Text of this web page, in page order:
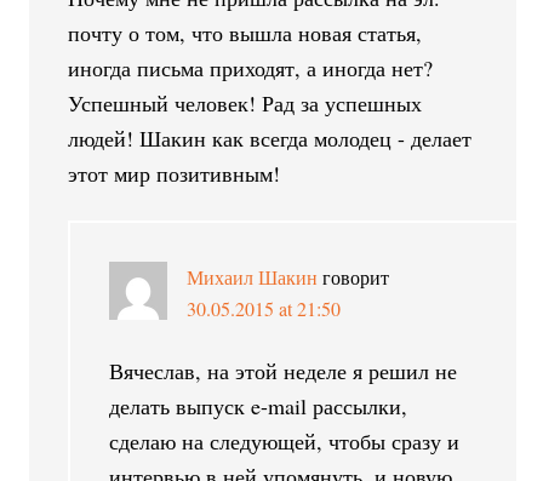
почту о том, что вышла новая статья,
иногда письма приходят, а иногда нет?
Успешный человек! Рад за успешных
людей! Шакин как всегда молодец - делает
этот мир позитивным!
Михаил Шакин говорит
30.05.2015 at 21:50
Вячеслав, на этой неделе я решил не
делать выпуск e-mail рассылки,
сделаю на следующей, чтобы сразу и